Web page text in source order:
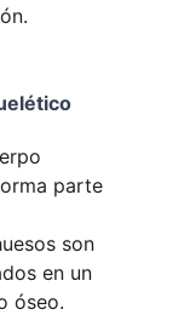
parte
son
en un
óseo.